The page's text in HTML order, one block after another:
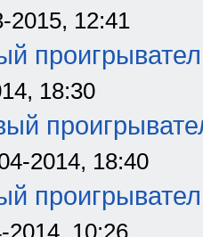
2015, 12:41
18:30
2014, 18:40
2014, 10:26